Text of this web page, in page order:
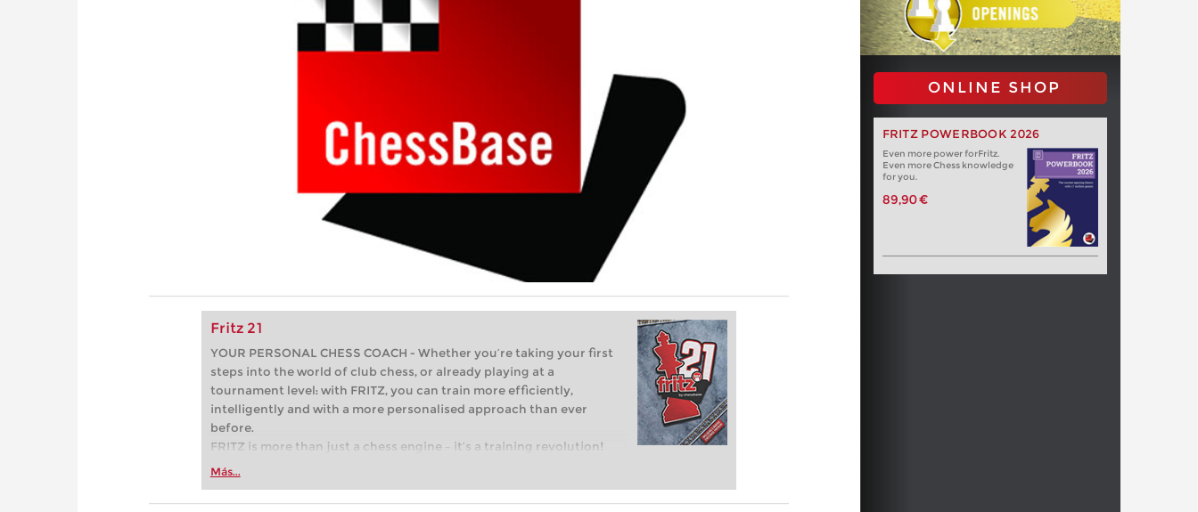
Fritz 21
YOUR PERSONAL CHESS COACH - Whether you’re taking your first
steps into the world of club chess, or already playing at a
tournament level: with FRITZ, you can train more efficiently,
intelligently and with a more personalised approach than ever
before.
FRITZ is more than just a chess engine – it’s a training revolution!
Whether you’re taking your first steps into the world of club chess,
more efficiently, intelligently and with a more personalised
Más...
ONLINE SHOP
FRITZ POWERBOOK 2026
Even more power forFritz.
Even more Chess knowledge
for you.
89,90 €